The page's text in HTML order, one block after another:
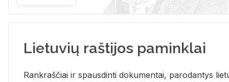
Lietuvių raštijos paminklai
Rank­raš­čiai ir spaus­din­ti do­ku­men­tai, pa­ro­dan­tys